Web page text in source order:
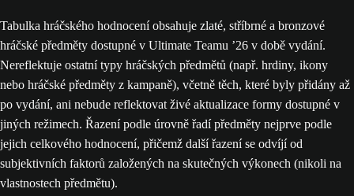
Tabulka hráčského hodnocení obsahuje zlaté, stříbrné a bronzové
hráčské předměty dostupné v Ultimate Teamu ’26 v době vydání.
Nereflektuje ostatní typy hráčských předmětů (např. hrdiny, ikony
nebo hráčské předměty z kampaně), včetně těch, které byly přidány až
po vydání, ani nebude reflektovat živé aktualizace formy dostupné v
jiných režimech. Řazení podle úrovně řadí předměty nejprve podle
jejich celkového hodnocení, přičemž další řazení se odvíjí od
subjektivních faktorů založených na skutečných výkonech (nikoli na
vlastnostech předmětu).